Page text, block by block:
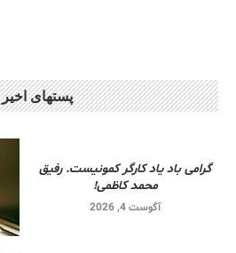
پستهای اخیر
گرامی باد یاد کارگر کمونیست. رفیق
محمد کاظمی!
آگوست 4, 2026